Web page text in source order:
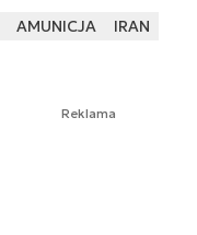
AMUNICJA IRAN
Reklama